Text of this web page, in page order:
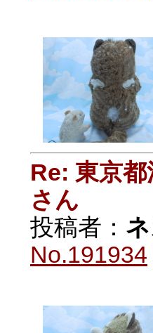
Re: 東京
さん
投稿者：
No.191934